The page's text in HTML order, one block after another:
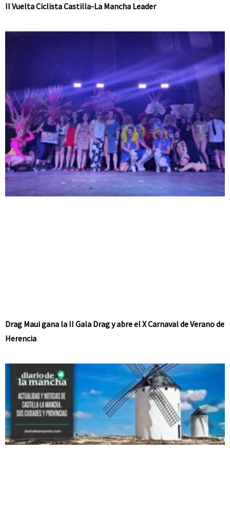
II Vuelta Ciclista Castilla-La Mancha Leader
Drag Maui gana la II Gala Drag y abre el X Carnaval de Verano de
Herencia